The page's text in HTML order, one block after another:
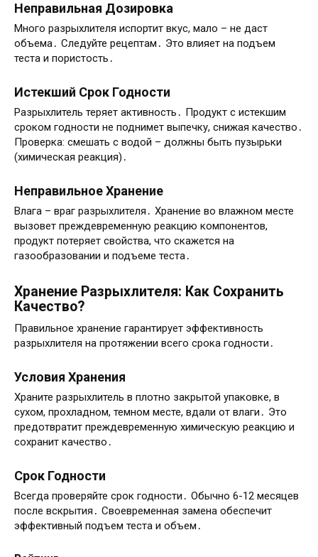
Неправильная Дозировка
Много разрыхлителя испортит вкус, мало – не даст
объема․ Следуйте рецептам․ Это влияет на подъем
теста и пористость․
Истекший Срок Годности
Разрыхлитель теряет активность․ Продукт с истекшим
сроком годности не поднимет выпечку, снижая качество․
Проверка: смешать с водой – должны быть пузырьки
(химическая реакция)․
Неправильное Хранение
Влага – враг разрыхлителя․ Хранение во влажном месте
вызовет преждевременную реакцию компонентов,
продукт потеряет свойства, что скажется на
газообразовании и подъеме теста․
Хранение Разрыхлителя: Как Сохранить
Качество?
Правильное хранение гарантирует эффективность
разрыхлителя на протяжении всего срока годности․
Условия Хранения
Храните разрыхлитель в плотно закрытой упаковке, в
сухом, прохладном, темном месте, вдали от влаги․ Это
предотвратит преждевременную химическую реакцию и
сохранит качество․
Срок Годности
Всегда проверяйте срок годности․ Обычно 6-12 месяцев
после вскрытия․ Своевременная замена обеспечит
эффективный подъем теста и объем․